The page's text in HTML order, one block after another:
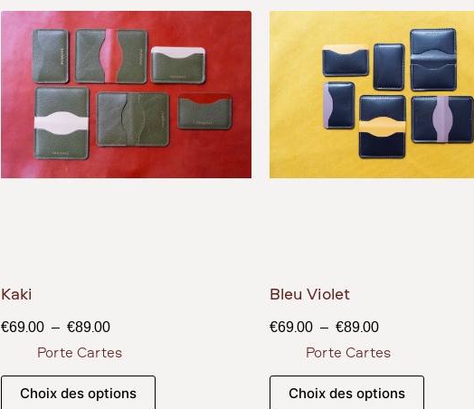
Kaki
€69.00 – €89.00
Porte Cartes
Choix des options
Bleu Violet
€69.00 – €89.00
Porte Cartes
Choix des options